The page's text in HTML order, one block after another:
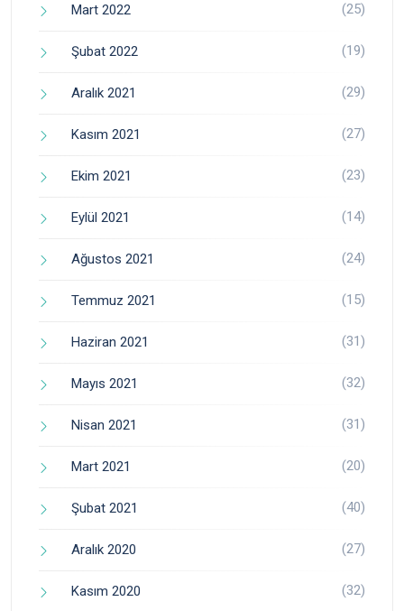
Mart 2022 (25)
Şubat 2022 (19)
Aralık 2021 (29)
Kasım 2021 (27)
Ekim 2021 (23)
Eylül 2021 (14)
Ağustos 2021 (24)
Temmuz 2021 (15)
Haziran 2021 (31)
Mayıs 2021 (32)
Nisan 2021 (31)
Mart 2021 (20)
Şubat 2021 (40)
Aralık 2020 (27)
Kasım 2020 (32)